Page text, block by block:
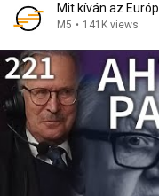
Mit kíván az
M5 • 141K views